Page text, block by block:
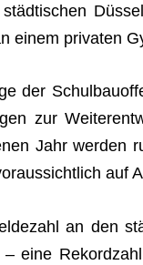
einem pri­va­ten
der
zur
Jahr wer­den
auf
an den
– eine